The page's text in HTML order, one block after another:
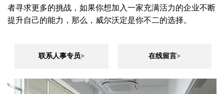
节卡
者寻求更多的挑战，如果你想加入一家充满活力的企业不断
提升自己的能力，那么，威尔沃定是你不二的选择。
联系人事专员> 在线留言>